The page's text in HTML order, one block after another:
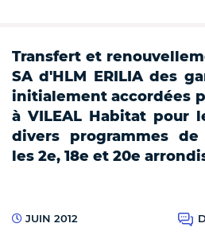
Transfert et
SA d'HLM ERILIA des
initialement accordées
à VILEAL Habitat pour
divers programmes
les 2e, 18e et 20e
JUIN 2012